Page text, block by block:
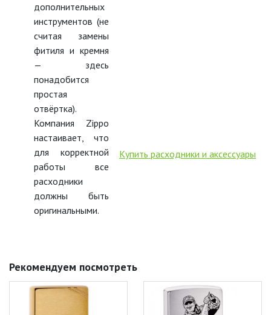
дополнительных
инструментов (не
считая замены
фитиля и кремня
— здесь
понадобится
простая
отвёртка).
Компания Zippo
настаивает, что
для корректной
работы все
расходники
должны быть
оригинальными.
Купить расходники и аксессуары
Рекомендуем посмотреть